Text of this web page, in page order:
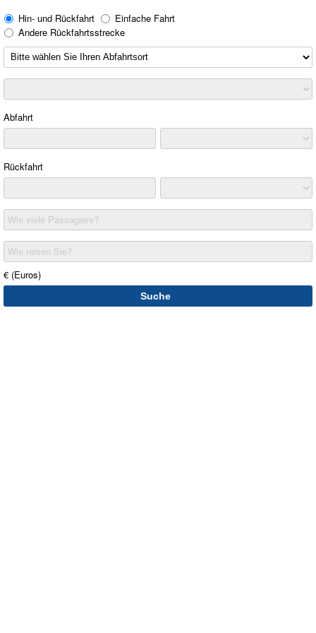
Hin- und Rückfahrt
Einfache Fahrt
Andere Rückfahrtsstrecke
Abfahrt
Rückfahrt
Wie viele Passagiere?
Wie reisen Sie?
€ (Euros)
Suche